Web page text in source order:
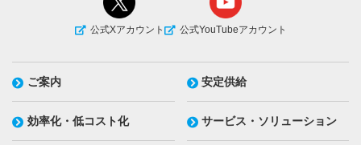
公式Xアカウント 公式YouTubeアカウント
ご案内 安定供給
効率化・低コスト化 サービス・ソリューション